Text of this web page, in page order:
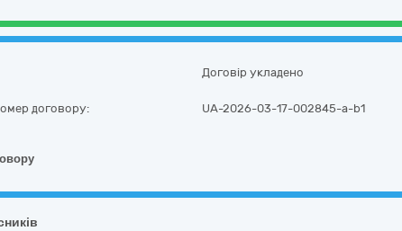
Договір укладено
договору: UA-2026-03-17-002845-a-b1